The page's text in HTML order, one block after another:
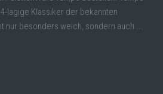
lagige Klassiker der bekannten
nur besonders weich, sondern auch ...